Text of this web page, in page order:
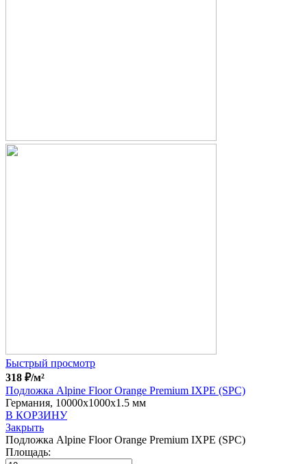
Быстрый просмотр
318 ₽/м²
Подложка Alpine Floor Orange Premium IXPE (SPC)
Германия, 10000x1000x1.5 мм
В КОРЗИНУ
Закрыть
Подложка Alpine Floor Orange Premium IXPE (SPC)
Площадь: